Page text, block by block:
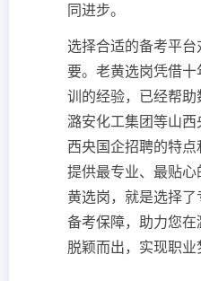
同进步。
选择合适的备考平
要。老黄选岗凭借
训的经验，已经帮
潞安化工集团等山
西央国企招聘的特
提供最专业、最贴
黄选岗，就是选择
备考保障，助力您
脱颖而出，实现职业